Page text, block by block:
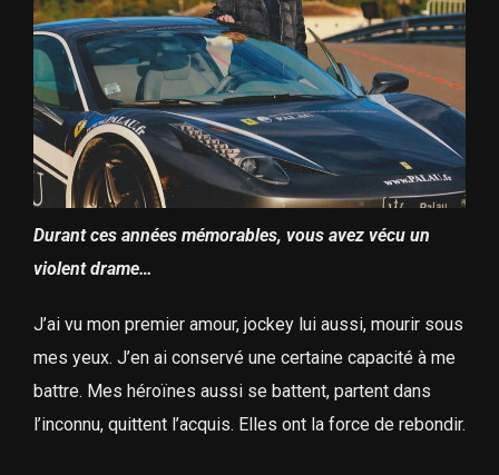
Durant ces années mémorables, vous avez vécu un
violent drame…
J’ai vu mon premier amour, jockey lui aussi, mourir sous
mes yeux. J’en ai conservé une certaine capacité à me
battre. Mes héroïnes aussi se battent, partent dans
l’inconnu, quittent l’acquis. Elles ont la force de rebondir.